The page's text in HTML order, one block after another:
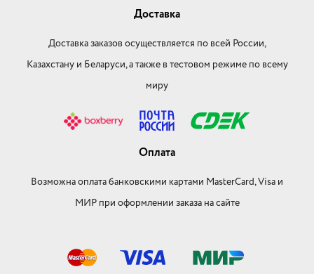
Доставка
Доставка заказов осуществляется по всей России,
Казахстану и Беларуси, а также в тестовом режиме по всему
миру
Оплата
Возможна оплата банковскими картами MasterCard, Visa и
МИР при оформлении заказа на сайте